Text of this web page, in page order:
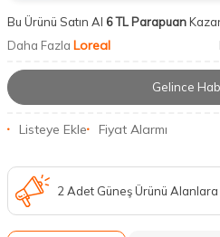
Bu Ürünü Satın Al 6 TL Parapuan
Daha Fazla Loreal
Gelince
Listeye Ekle Fiyat Alarmı
2 Adet Güneş Ürünü Alanlara